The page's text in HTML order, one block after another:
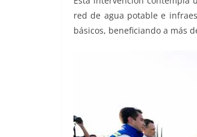
red de agua potable e
básicos, beneficiando a más